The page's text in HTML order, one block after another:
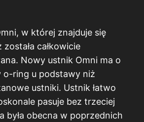
w której znajduje się
całkowicie
Nowy ustnik Omni ma o
o-ring u podstawy niż
ustniki. Ustnik łatwo
pasuje bez trzeciej
była obecna w poprzednich